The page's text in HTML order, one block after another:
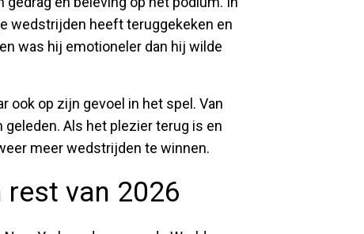
wedstrijden heeft teruggekeken en
was hij emotioneler dan hij wilde
ook op zijn gevoel in het spel. Van
Als het plezier terug is en
meer wedstrijden te winnen.
rest van 2026